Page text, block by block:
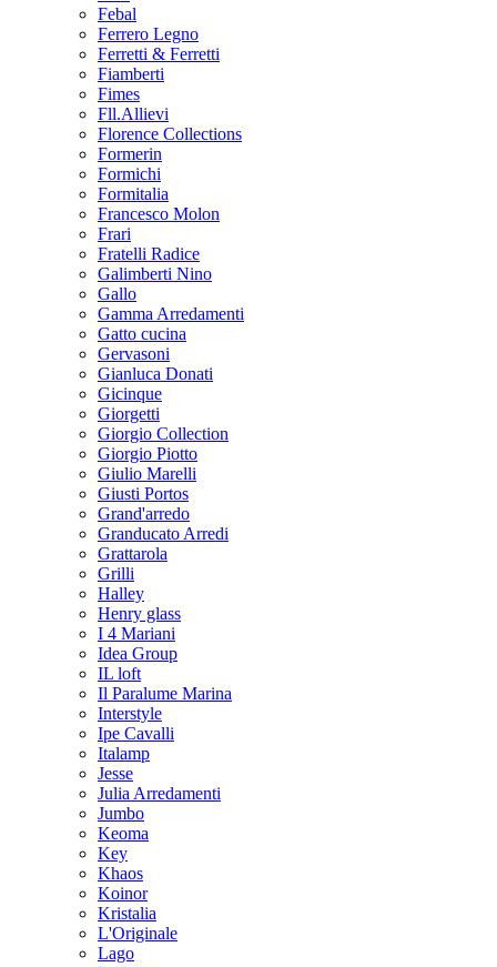
Febal
Ferrero Legno
Ferretti & Ferretti
Fiamberti
Fimes
Fll.Allievi
Florence Collections
Formerin
Formichi
Formitalia
Francesco Molon
Frari
Fratelli Radice
Galimberti Nino
Gallo
Gamma Arredamenti
Gatto cucina
Gervasoni
Gianluca Donati
Gicinque
Giorgetti
Giorgio Collection
Giorgio Piotto
Giulio Marelli
Giusti Portos
Grand'arredo
Granducato Arredi
Grattarola
Grilli
Halley
Henry glass
I 4 Mariani
Idea Group
IL loft
Il Paralume Marina
Interstyle
Ipe Cavalli
Italamp
Jesse
Julia Arredamenti
Jumbo
Keoma
Key
Khaos
Koinor
Kristalia
L'Originale
Lago